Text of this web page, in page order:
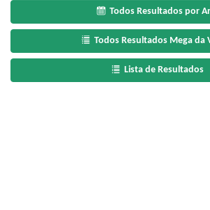
Todos Resultados por
Todos Resultados Mega da
Lista de Resultados